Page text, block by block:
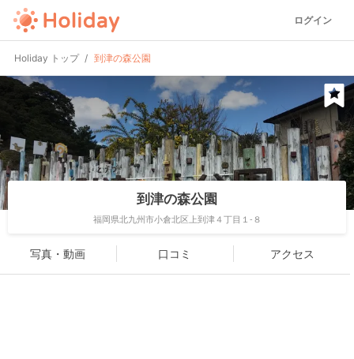
ログイン
Holiday トップ 到津の森公園
到津の森公園
福岡県北九州市小倉北区上到津４丁目１-８
写真・動画 口コミ アクセス